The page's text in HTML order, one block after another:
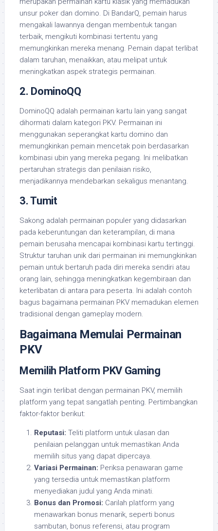
unsur poker dan domino. Di BandarQ, pemain harus
mengakali lawannya dengan membentuk tangan
terbaik, mengikuti kombinasi tertentu yang
memungkinkan mereka menang. Pemain dapat terlibat
dalam taruhan, menaikkan, atau melipat untuk
meningkatkan aspek strategis permainan.
2. DominoQQ
DominoQQ adalah permainan kartu lain yang sangat
dihormati dalam kategori PKV. Permainan ini
menggunakan seperangkat kartu domino dan
memungkinkan pemain mencetak poin berdasarkan
kombinasi ubin yang mereka pegang. Ini melibatkan
pertaruhan strategis dan penilaian risiko,
menjadikannya mendebarkan sekaligus menantang.
3. Tumit
Sakong adalah permainan populer yang didasarkan
pada keberuntungan dan keterampilan, di mana
pemain berusaha mencapai kombinasi kartu tertinggi.
Struktur taruhan unik dari permainan ini memungkinkan
pemain untuk bertaruh pada diri mereka sendiri atau
orang lain, sehingga meningkatkan kegembiraan dan
keterlibatan di antara para peserta. Ini adalah contoh
bagus bagaimana permainan PKV memadukan elemen
tradisional dengan gameplay modern.
Bagaimana Memulai Permainan
PKV
Memilih Platform PKV Gaming
Saat ingin terlibat dengan permainan PKV, memilih
platform yang tepat sangatlah penting. Pertimbangkan
faktor-faktor berikut:
Reputasi: Teliti platform untuk ulasan dan
penilaian pelanggan untuk memastikan Anda
memilih situs yang dapat dipercaya.
Variasi Permainan: Periksa penawaran game
yang tersedia untuk memastikan platform
menyediakan judul yang Anda minati.
Bonus dan Promosi: Carilah platform yang
menawarkan bonus menarik, seperti bonus
sambutan, bonus referensi, atau program